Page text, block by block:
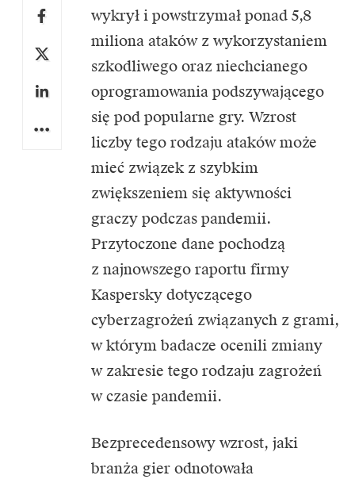
wykrył i powstrzymał ponad 5,8
miliona ataków z wykorzystaniem
szkodliwego oraz niechcianego
oprogramowania podszywającego
się pod popularne gry. Wzrost
liczby tego rodzaju ataków może
mieć związek z szybkim
zwiększeniem się aktywności
graczy podczas pandemii.
Przytoczone dane pochodzą
z najnowszego raportu firmy
Kaspersky dotyczącego
cyberzagrożeń związanych z grami,
w którym badacze ocenili zmiany
w zakresie tego rodzaju zagrożeń
w czasie pandemii.
Bezprecedensowy wzrost, jaki
branża gier odnotowała